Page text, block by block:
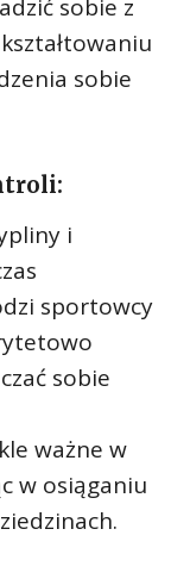
sobie z
sobie
i
sportowcy
sobie
ważne w
w osiąganiu